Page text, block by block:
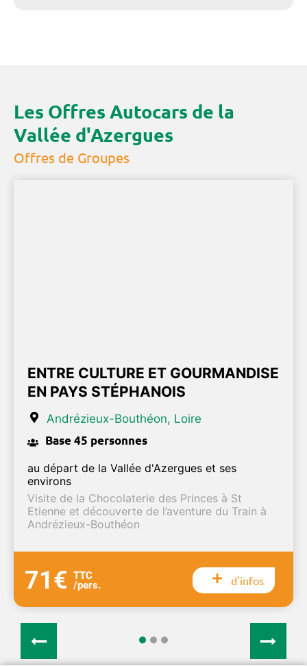
Les Offres Autocars de la
Vallée d'Azergues
Offres de Groupes
ENTRE CULTURE ET GOURMANDISE
EN PAYS STÉPHANOIS
Andrézieux-Bouthéon, Loire
Base 45 personnes
au départ de la Vallée d'Azergues et ses
environs
Visite de la Chocolaterie des Princes à St
Etienne et découverte de l’aventure du Train à
Andrézieux-Bouthéon
71€ TTC
/pers. d'infos